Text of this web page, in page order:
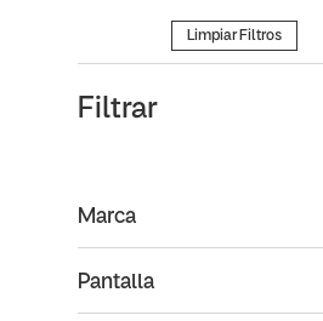
Limpiar Filtros
Filtrar
Marca
Pantalla